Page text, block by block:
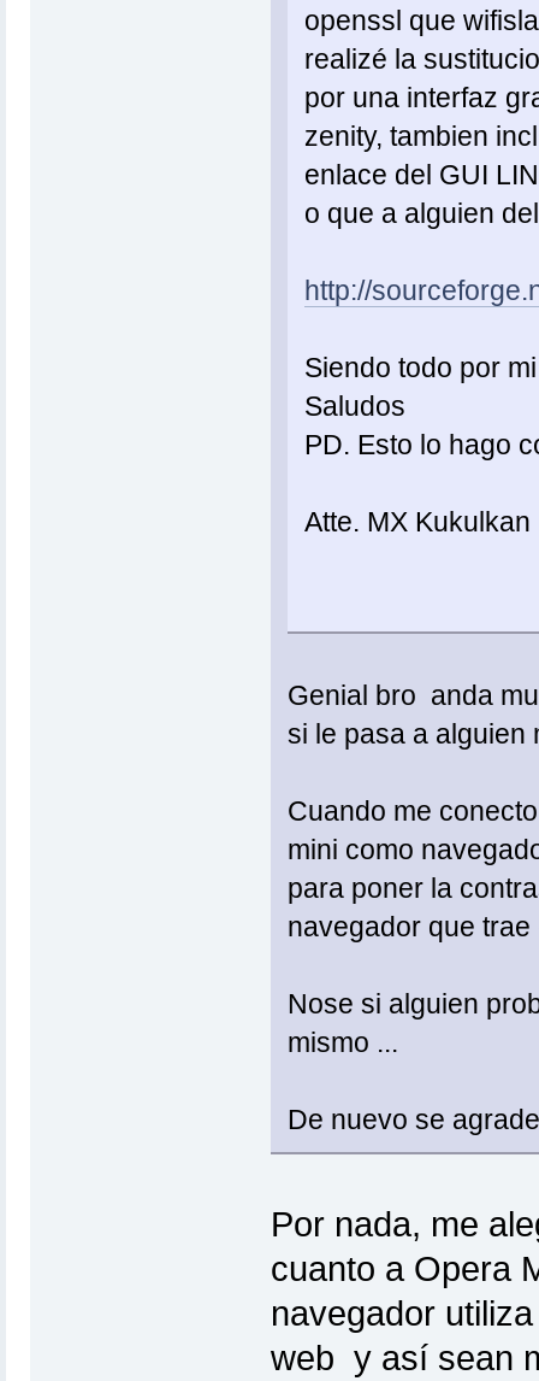
openssl que
realizé la
por una interfaz
zenity, tambien
enlace del GUI
o que a alguien
http://
Siendo todo por
Saludos
PD. Esto lo hago
Atte. MX Kukulkan
Genial bro anda
si le pasa a alguien
Cuando me
mini como
para poner la
navegador que trae
Nose si alguien
mismo ...
De nuevo se
Por nada, me
cuanto a Opera
navegador
web y así sean